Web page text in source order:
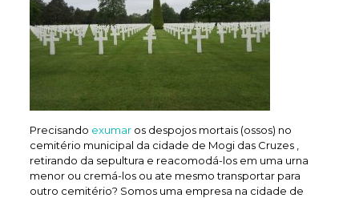
Precisando exumaros despojos mortais (ossos) no
cemitério municipal da cidade de Mogi das Cruzes ,
retirando da sepultura e reacomodá-los em uma urna
menor ou cremá-los ou ate mesmo transportar para
outro cemitério? Somos uma empresa na cidade de